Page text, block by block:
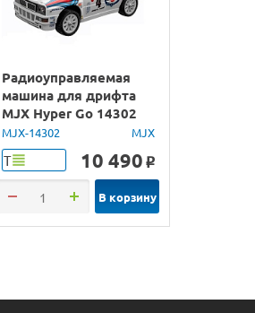
Радиоуправляемая
машина для дрифта
MJX Hyper Go 14302
Lancia Delta Brushless
4WD 2.4G LED 1/14
RTR
MJX-14302 MJX
Т 10 490 o
В корзину